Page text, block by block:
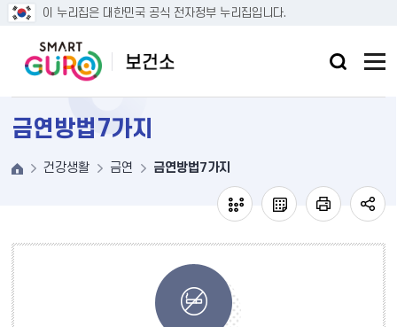
이 누리집은 대한민국 공식 전자정부 누리집입니다.
본문 바로가기
금연방법7가지
건강생활 금연 금연방법7가지